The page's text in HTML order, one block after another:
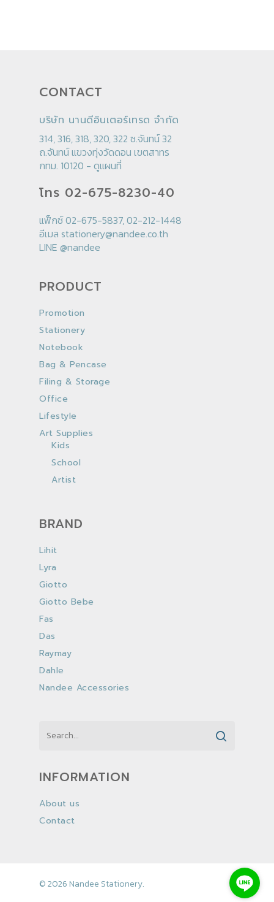
CONTACT
บริษัท นานดีอินเตอร์เทรด จำกัด
314, 316, 318, 320, 322 ซ.จันทน์ 32
ถ.จันทน์ แขวงทุ่งวัดดอน เขตสาทร
กทม. 10120 - ดูแผนที่
โทร 02-675-8230-40
แฟ็กซ์ 02-675-5837, 02-212-1448
อีเมล stationery@nandee.co.th
LINE @nandee
PRODUCT
Promotion
Stationery
Notebook
Bag & Pencase
Filing & Storage
Office
Lifestyle
Art Supplies
Kids
School
Artist
BRAND
Lihit
Lyra
Giotto
Giotto Bebe
Fas
Das
Raymay
Dahle
Nandee Accessories
INFORMATION
About us
Contact
© 2026 Nandee Stationery.